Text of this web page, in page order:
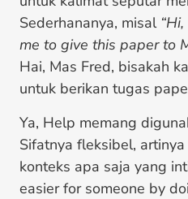
Sederhananya, misal
me to give this paper to
Hai, Mas Fred, bisakah
untuk berikan tugas
Ya, Help memang
Sifatnya fleksibel,
konteks apa saja yang
easier for someone by